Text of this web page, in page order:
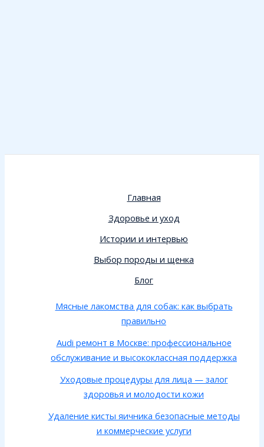
Главная
Здоровье и уход
Истории и интервью
Выбор породы и щенка
Блог
Мясные лакомства для собак: как выбрать
правильно
Audi ремонт в Москве: профессиональное
обслуживание и высококлассная поддержка
Уходовые процедуры для лица — залог
здоровья и молодости кожи
Удаление кисты яичника безопасные методы
и коммерческие услуги